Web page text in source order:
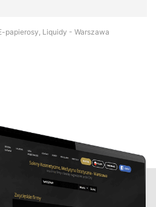
papierosy, Liquidy - Warszawa